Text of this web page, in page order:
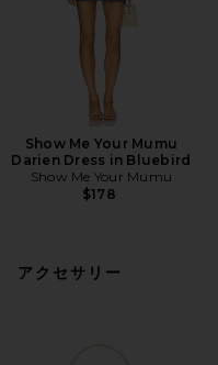
Show Me Your Mumu
Darien Dress in Bluebird
Show Me Your Mumu
$178
アクセサリー